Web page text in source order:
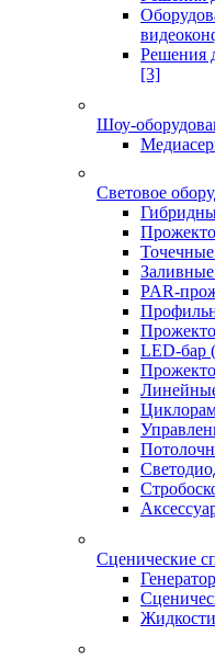
Решения
[3]
Шоу-
Световое
PAR-
LED-бар
Сценические